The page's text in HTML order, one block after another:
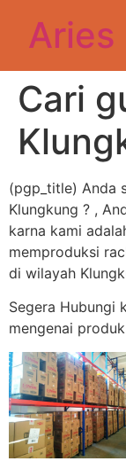
Aries
Cari
(pgp_title) Anda
Klungkung ? ,
karna kami
memproduksi
di wilayah
Segera Hubungi
mengenai